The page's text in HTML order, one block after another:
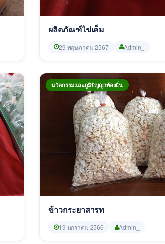
ผลิตภัณฑ์ไข่เค็ม
29 พฤษภาคม 2567 Admin_
นวัตกรรมและภูมิปัญญาท้องถิ่น
ข้าวกระยาสารท
19 มกราคม 2566 Admin_